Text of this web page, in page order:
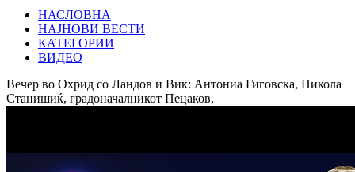
НАСЛОВНА
НАЈНОВИ ВЕСТИ
КАТЕГОРИИ
ВИДЕО
Вечер во Охрид со Ландов и Вик: Антониа Гиговска, Никола
Станишиќ, градоначалникот Пецаков,